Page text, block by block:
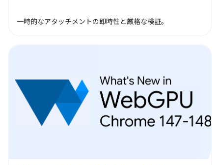
一時的なアタッチメントの即時性と厳格な検証。